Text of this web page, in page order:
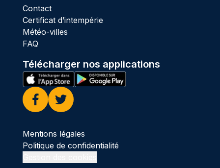
Contact
Certificat d’intempérie
Météo-villes
FAQ
Télécharger nos applications
Facebook
Twitter
Mentions légales
Politique de confidentialité